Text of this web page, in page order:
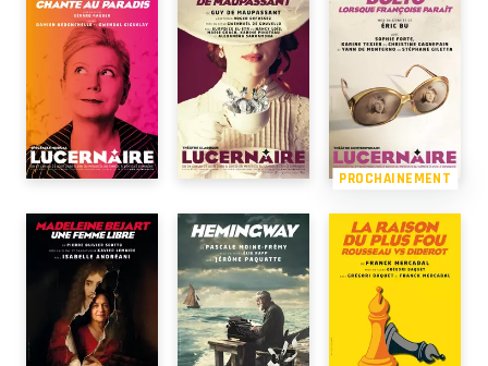
PROCHAINEMENT